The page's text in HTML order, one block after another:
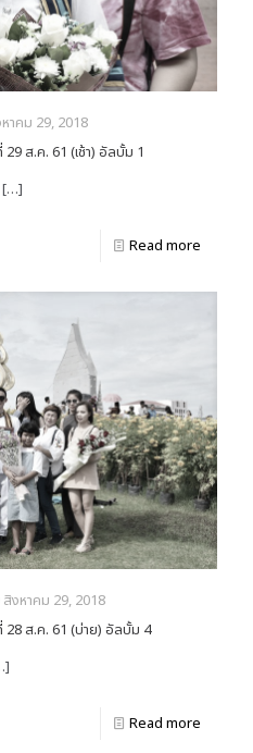
าคม 29, 2018
ส.ค. 61 (เช้า) อัลบั้ม 1
[…]
Read more
สิงหาคม 29, 2018
ส.ค. 61 (บ่าย) อัลบั้ม 4
Read more